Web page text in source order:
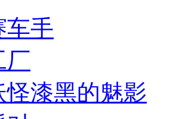
车手
厂
怪漆黑的魅影